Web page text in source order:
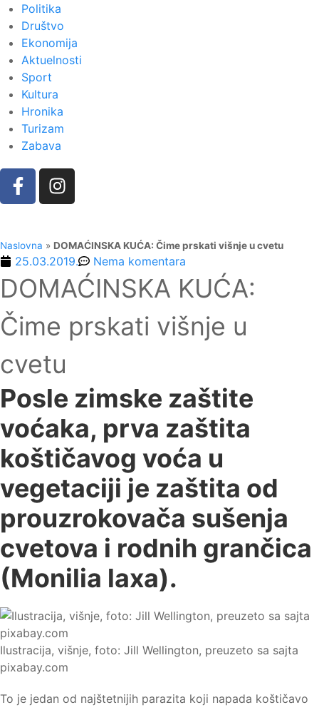
Politika
Društvo
Ekonomija
Aktuelnosti
Sport
Kultura
Hronika
Turizam
Zabava
Naslovna » DOMAĆINSKA KUĆA: Čime prskati višnje u cvetu
25.03.2019. Nema komentara
DOMAĆINSKA KUĆA:
Čime prskati višnje u
cvetu
Posle zimske zaštite
voćaka, prva zaštita
koštičavog voća u
vegetaciji je zaštita od
prouzrokovača sušenja
cvetova i rodnih grančica
(Monilia laxa).
Ilustracija, višnje, foto: Jill Wellington, preuzeto sa sajta
pixabay.com
To je jedan od najštetnijih parazita koji napada koštičavo